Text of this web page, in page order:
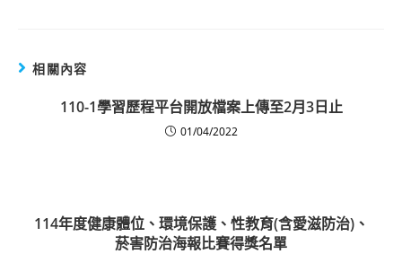
相關內容
110-1學習歷程平台開放檔案上傳至2月3日止
01/04/2022
114年度健康體位、環境保護、性教育(含愛滋防治)、
菸害防治海報比賽得獎名單